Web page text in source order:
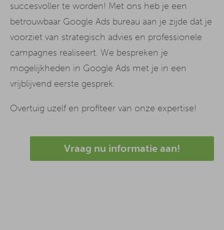
succesvoller te worden! Met ons heb je een
betrouwbaar Google Ads bureau aan je zijde dat je
voorziet van strategisch advies en professionele
campagnes realiseert. We bespreken je
mogelijkheden in Google Ads met je in een
vrijblijvend eerste gesprek.
Overtuig uzelf en profiteer van onze expertise!
Vraag nu informatie aan!